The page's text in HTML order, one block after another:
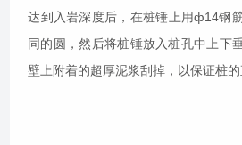
达到入岩深度后，在桩锤上用ф14钢
同的圆，然后将桩锤放入桩孔中上下
壁上附着的超厚泥浆刮掉，以保证桩的